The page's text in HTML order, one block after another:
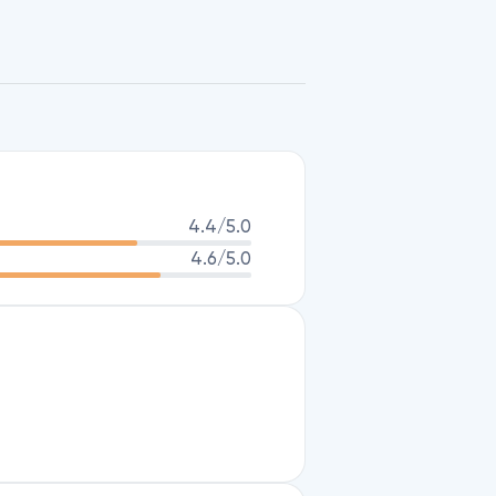
của Đại học Yale. Ông chuyên
thời cải thiện khả năng lãnh đạo
4.4/5.0
4.6/5.0